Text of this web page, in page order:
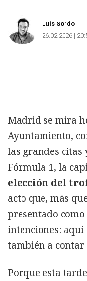
Luis Sordo
26.02.2026 |
Madrid se mira
Ayuntamiento,
las grandes
Fórmula 1, la
elección del
acto que, más
presentado
intenciones: aquí
también a
Porque esta